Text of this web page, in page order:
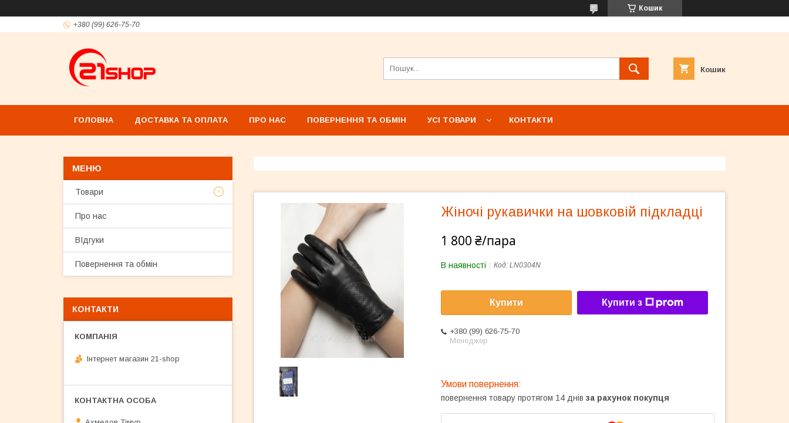
Кошик
+380 (99) 626-75-70
Кошик
ГОЛОВНА ДОСТАВКА ТА ОПЛАТА ПРО НАС ПОВЕРНЕННЯ ТА ОБМІН УСІ ТОВАРИ КОНТАКТИ
Жіночі рукавички на шовковій підкладці
1 800 ₴/пара
В наявності Код: LN0304N
Купити Купити з
+380 (99) 626-75-70
Менеджер
повернення товару протягом 14 днів за рахунок покупця
Товари
Про нас
ВІдгуки
Повернення та обмін
КОНТАКТИ
Інтернет магазин 21-shop